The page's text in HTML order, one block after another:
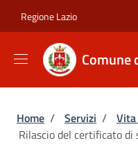
Regione Lazio
Comune
Briciole di
Home / Servizi /
Rilascio del certificato